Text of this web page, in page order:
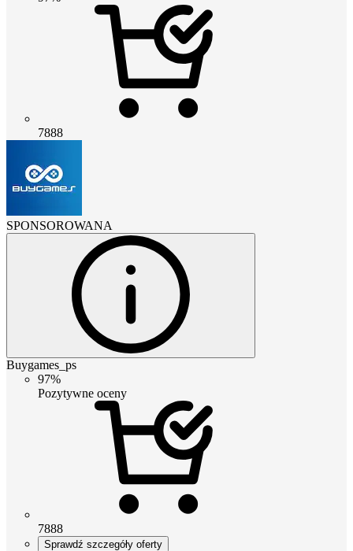
7888
SPONSOROWANA
Buygames_ps
97%
Pozytywne oceny
7888
Sprawdź szczegóły oferty